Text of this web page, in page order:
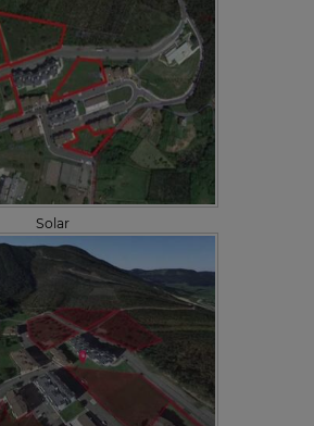
Solar